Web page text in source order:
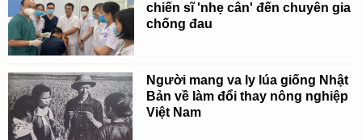
chiến sĩ 'nhẹ cân' đến chuyên gia
chống đau
Người mang va ly lúa giống Nhật
Bản về làm đổi thay nông nghiệp
Việt Nam